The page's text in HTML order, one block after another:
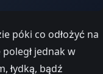
póki co odłożyć na
jednak w
łydką, bądź